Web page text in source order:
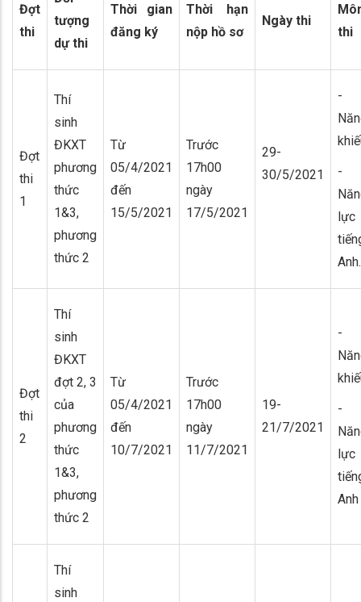
Đợt
thi
tượng
dự thi
Thời gian
đăng ký
Thời hạn
nộp hồ sơ
Ngày thi
thi
Đợt
thi
1
Thí
sinh
ĐKXT
phương
thức
1&3,
phương
thức 2
Từ
05/4/2021
đến
15/5/2021
Trước
17h00
ngày
17/5/2021
29-
30/5/2021
-
-
lực
Anh.
Đợt
thi
2
Thí
sinh
ĐKXT
đợt 2, 3
của
phương
thức
1&3,
phương
thức 2
Từ
05/4/2021
đến
10/7/2021
Trước
17h00
ngày
11/7/2021
19-
21/7/2021
-
-
lực
Anh
Thí
sinh